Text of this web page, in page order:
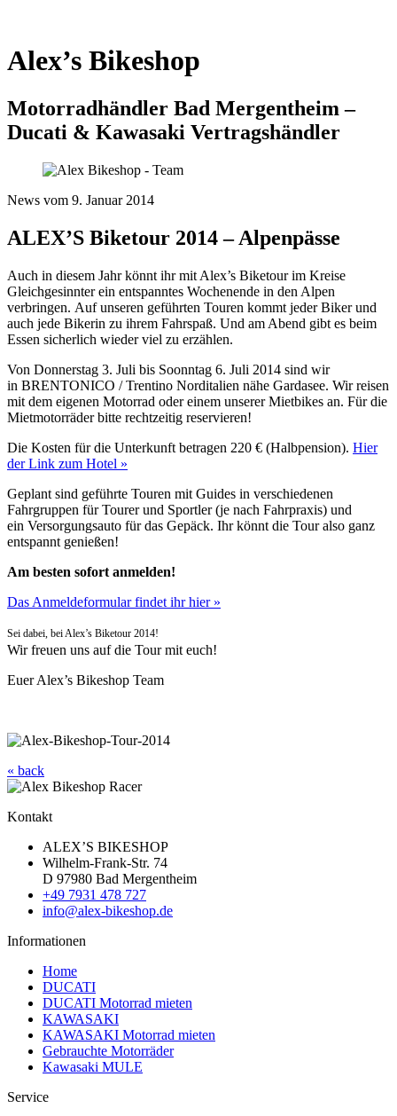
Alex’s Bikeshop
Motorradhändler Bad Mergentheim –
Ducati & Kawasaki Vertragshändler
News vom 9. Januar 2014
ALEX’S Biketour 2014 – Alpenpässe
Auch in diesem Jahr könnt ihr mit Alex’s Biketour im Kreise
Gleichgesinnter ein entspanntes Wochenende in den Alpen
verbringen. Auf unseren geführten Touren kommt jeder Biker und
auch jede Bikerin zu ihrem Fahrspaß. Und am Abend gibt es beim
Essen sicherlich wieder viel zu erzählen.
Von Donnerstag 3. Juli bis Soonntag 6. Juli 2014 sind wir
in BRENTONICO / Trentino Norditalien nähe Gardasee. Wir reisen
mit dem eigenen Motorrad oder einem unserer Mietbikes an. Für die
Mietmotorräder bitte rechtzeitig reservieren!
Die Kosten für die Unterkunft betragen 220 € (Halbpension). Hier
der Link zum Hotel »
Geplant sind geführte Touren mit Guides in verschiedenen
Fahrgruppen für Tourer und Sportler (je nach Fahrpraxis) und
ein Versorgungsauto für das Gepäck. Ihr könnt die Tour also ganz
entspannt genießen!
Am besten sofort anmelden!
Das Anmeldeformular findet ihr hier »
Sei dabei, bei Alex’s Biketour 2014!
Wir freuen uns auf die Tour mit euch!
Euer Alex’s Bikeshop Team
« back
Kontakt
ALEX’S BIKESHOP
Wilhelm-Frank-Str. 74
D 97980 Bad Mergentheim
+49 7931 478 727
info@alex-bikeshop.de
Informationen
Home
DUCATI
DUCATI Motorrad mieten
KAWASAKI
KAWASAKI Motorrad mieten
Gebrauchte Motorräder
Kawasaki MULE
Service